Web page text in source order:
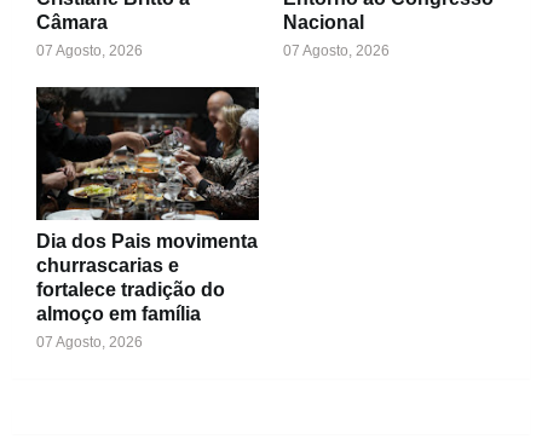
Câmara
07 Agosto, 2026
Nacional
07 Agosto, 2026
Dia dos Pais movimenta
churrascarias e
fortalece tradição do
almoço em família
07 Agosto, 2026